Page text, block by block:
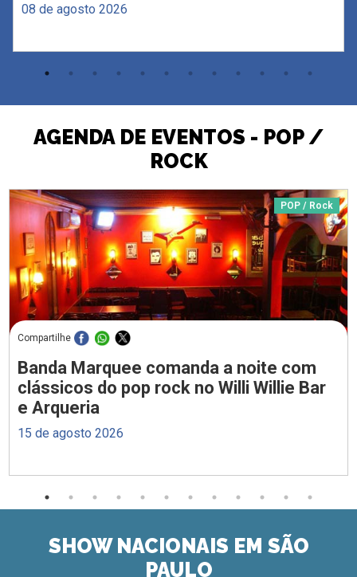
08 de agosto 2026
AGENDA DE EVENTOS - POP /
ROCK
POP / Rock
Compartilhe
Banda Marquee comanda a noite com
clássicos do pop rock no Willi Willie Bar
e Arqueria
15 de agosto 2026
SHOW NACIONAIS EM SÃO
PAULO